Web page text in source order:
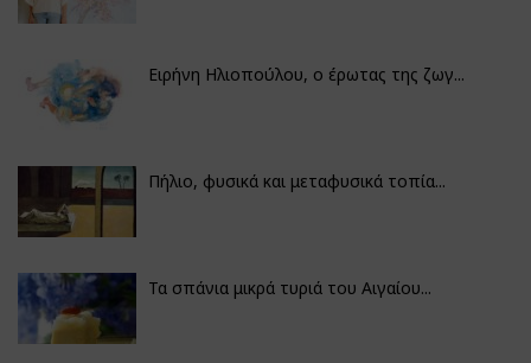
Ειρήνη Ηλιοπούλου, ο έρωτας της ζωγ...
Πήλιο, φυσικά και μεταφυσικά τοπία...
Τα σπάνια μικρά τυριά του Αιγαίου...